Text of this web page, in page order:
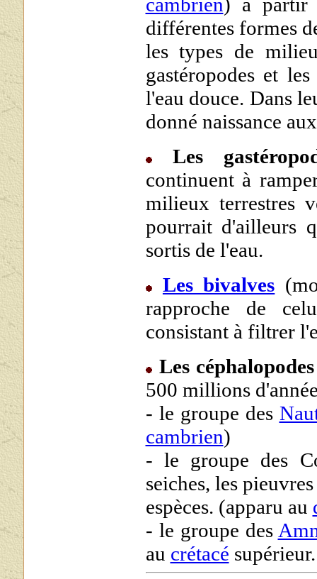
cambrien) à partir
différentes formes
les types de
gastéropodes et
l'eau douce. Dans
donné naissance
Les
continuent à
milieux
pourrait d'ailleurs
sortis de l'eau.
Les bivalves
rapproche de
consistant à filtrer
Les céphalopodes
500 millions
- le groupe des
cambrien)
- le groupe des
seiches, les
espèces. (apparu au
- le groupe des
au crétacé supérieur.